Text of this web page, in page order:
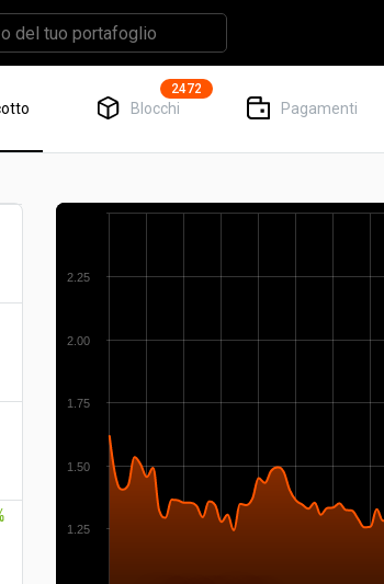
Blocchi
2472
Pagamenti
1.25
1.50
1.75
2.00
2.25